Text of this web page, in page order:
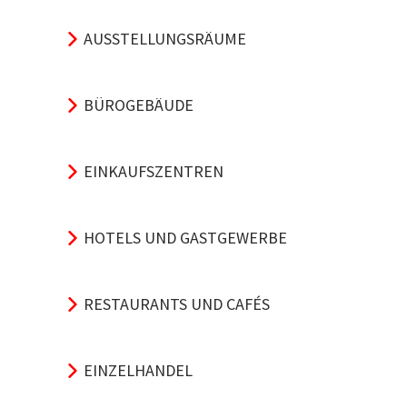
AUSSTELLUNGSRÄUME
BÜROGEBÄUDE
EINKAUFSZENTREN
HOTELS UND GASTGEWERBE
RESTAURANTS UND CAFÉS
EINZELHANDEL